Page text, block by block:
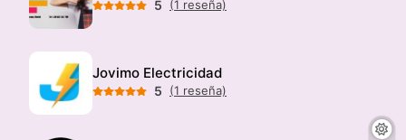
5 (1 reseña)
Jovimo Electricidad
5 (1 reseña)